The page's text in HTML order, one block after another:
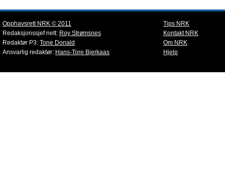
Opphavsrett NRK © 2011
Redaksjonssjef nett: Roy Strømsnes
Redaktør P3: Tone Donald
Ansvarlig redaktør: Hans-Tore Bjerkaas
Tips NRK
Kontakt NRK
Om NRK
Hjelp